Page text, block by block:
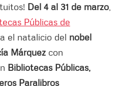
Del 4 al 31 de marzo
Públicas de
el natalicio del nobel
Márquez con
Bibliotecas Públicas,
Paralibros